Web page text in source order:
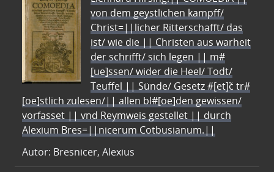
von dem geystlichen kampff/
Christ=||licher Ritterschafft/ das
ist/ wie die || Christen aus warheit
der schrifft/ sich legen || m#
[ue]ssen/ wider die Heel/ Todt/
Teuffel || Sünde/ Gesetz #[et]c̃ tr#
[oe]stlich zulesen/|| allen bl#[oe]den gewissen/
vorfasset || vnd Reymweis gestellet || durch
Alexium Bres=||nicerum Cotbusianum.||
Autor: Bresnicer, Alexius